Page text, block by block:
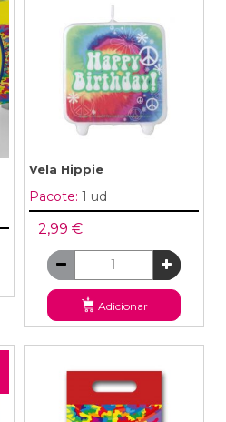
Vela Hippie
Pacote: 1 ud
2,99 €
Adicionar